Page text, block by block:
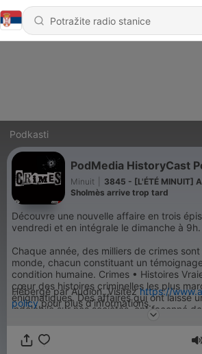
Podkasti
PodMedia HistoryCast
Minuit
3845 - [L'ÉTÉ MINUIT]
Sholmès arrive trop tard
Découvre une nouvelle affaire en trois
vendredi et en intégrale le dimanche à 9h.
Chaque année, des milliers de crimes
monde, chacun constituant un
condition humaine. Crimes • Histoires
cœur des histoires criminelles les plus
énigmatiques. Des affaires qui ont laissé
indélébile sur nos sociétés, ont façonné
demeurent, pour certaines, de véritables
vous dans l'intrigue, alors que nous
crime et de la justice.
Hébergé par Audion. Visitezhttps://
policypour plus d’informations.